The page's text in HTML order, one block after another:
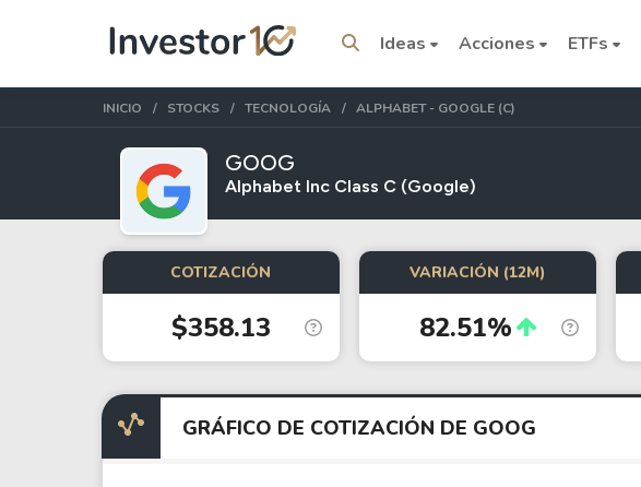
Ideas Acciones ETFs
Temas del momento
Stocks
Apple
Amazon
Google
Meta
ETFs
VOO
IVV
SPY
VTI
INICIO STOCKS TECNOLOGÍA ALPHABET - GOOGLE (C)
GOOG
Alphabet Inc Class C (Google)
COTIZACIÓN
$358.13
VARIACIÓN (12M)
82.51%
GRÁFICO DE COTIZACIÓN DE GOOG